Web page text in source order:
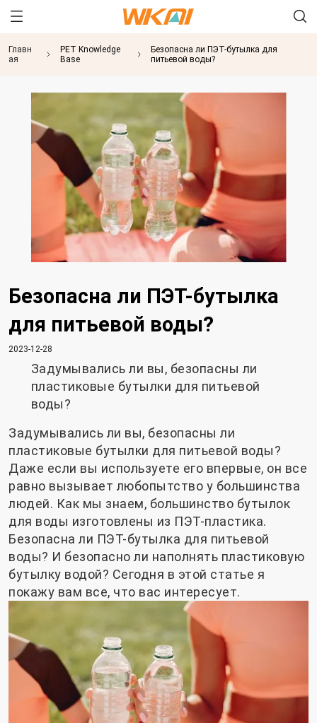
Главн
ая
PET Knowledge
Base
Безопасна ли ПЭТ-бутылка для
питьевой воды?
Безопасна ли ПЭТ-бутылка
для питьевой воды?
2023-12-28
Задумывались ли вы, безопасны ли
пластиковые бутылки для питьевой
воды?
Задумывались ли вы, безопасны ли
пластиковые бутылки для питьевой воды?
Даже если вы используете его впервые, он все
равно вызывает любопытство у большинства
людей. Как мы знаем, большинство бутылок
для воды изготовлены из ПЭТ-пластика.
Безопасна ли ПЭТ-бутылка для питьевой
воды? И безопасно ли наполнять пластиковую
бутылку водой? Сегодня в этой статье я
покажу вам все, что вас интересует.